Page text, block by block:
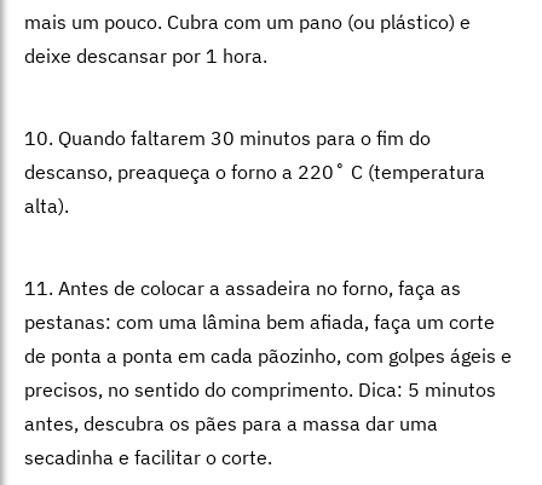
mais um pouco. Cubra com um pano (ou plástico) e
deixe descansar por 1 hora.
10. Quando faltarem 30 minutos para o fim do
descanso, preaqueça o forno a 220˚ C (temperatura
alta).
11. Antes de colocar a assadeira no forno, faça as
pestanas: com uma lâmina bem afiada, faça um corte
de ponta a ponta em cada pãozinho, com golpes ágeis e
precisos, no sentido do comprimento. Dica: 5 minutos
antes, descubra os pães para a massa dar uma
secadinha e facilitar o corte.